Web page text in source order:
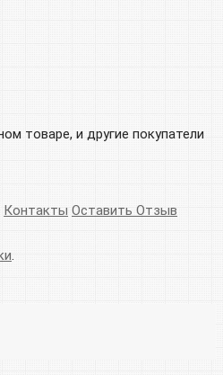
товаре, и другие покупатели
Контакты Оставить Отзыв
.